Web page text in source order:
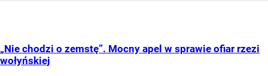
„Nie chodzi o zemstę”. Mocny apel w sprawie ofiar rzezi
wołyńskiej